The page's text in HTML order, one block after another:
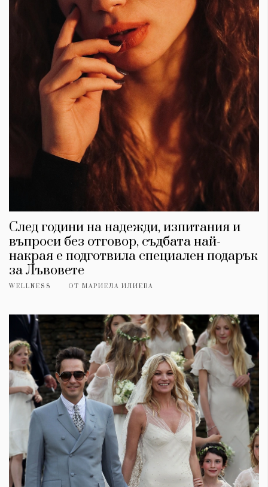
След години на надежди, изпитания и
въпроси без отговор, съдбата най-
накрая е подготвила специален подарък
за Лъвовете
WELLNESS ОТ МАРИЕЛА ИЛИЕВА